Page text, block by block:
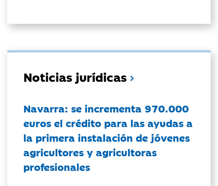
Noticias jurídicas
Navarra: se incrementa 970.000
euros el crédito para las ayudas a
la primera instalación de jóvenes
agricultores y agricultoras
profesionales